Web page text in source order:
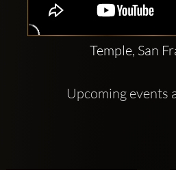
Temple, San
Upcoming events